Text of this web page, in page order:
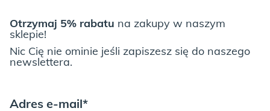
Otrzymaj 5% rabatu na zakupy w naszym
sklepie!
Nic Cię nie ominie jeśli zapiszesz się do naszego
newslettera.
Adres e-mail*